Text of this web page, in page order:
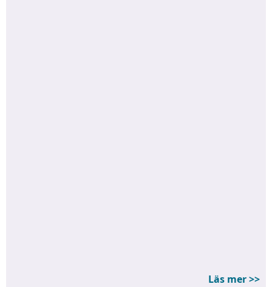
Läs mer >>